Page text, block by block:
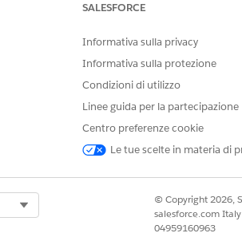
ARTICOLO HA RISOLTO IL PROBLEMA?
SALESFORCE
Informativa sulla privacy
Informativa sulla protezione
Condizioni di utilizzo
Linee guida per la partecipazione
Centro preferenze cookie
Le tue scelte in materia di
© Copyright 2026,
salesforce.com
04959160963